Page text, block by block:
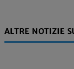
ALTRE NOTIZIE